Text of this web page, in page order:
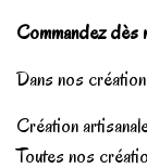
Commandez dès
Dans nos
Création
Toutes nos